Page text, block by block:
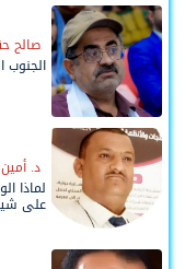
صالح
د.
لماذا
على